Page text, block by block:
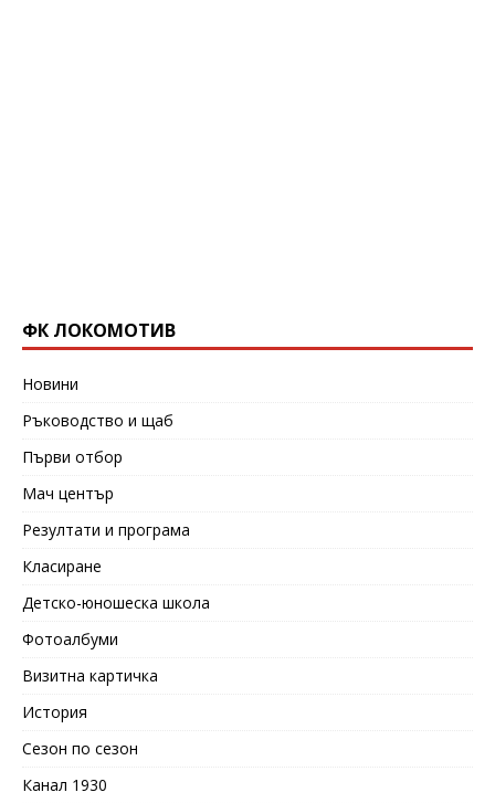
ФК ЛОКОМОТИВ
Новини
Ръководство и щаб
Първи отбор
Мач център
Резултати и програма
Класиране
Детско-юношеска школа
Фотоалбуми
Визитна картичка
История
Сезон по сезон
Канал 1930